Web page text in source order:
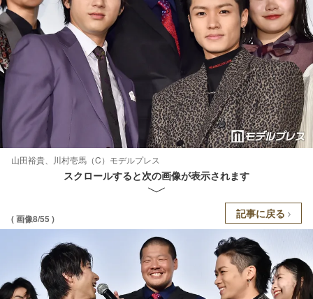
山田裕貴、川村壱馬（C）モデルプレス
スクロールすると次の画像が表示されます
( 画像8/55 ) 記事に戻る